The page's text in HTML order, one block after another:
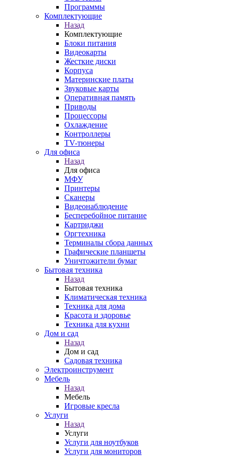
Программы
Комплектующие
Назад
Комплектующие
Блоки питания
Видеокарты
Жесткие диски
Корпуса
Материнские платы
Звуковые карты
Оперативная память
Приводы
Процессоры
Охлаждение
Контроллеры
TV-тюнеры
Для офиса
Назад
Для офиса
МФУ
Принтеры
Сканеры
Видеонаблюдение
Бесперебойное питание
Картриджи
Оргтехника
Терминалы сбора данных
Графические планшеты
Уничтожители бумаг
Бытовая техника
Назад
Бытовая техника
Климатическая техника
Техника для дома
Красота и здоровье
Техника для кухни
Дом и сад
Назад
Дом и сад
Садовая техника
Электроинструмент
Мебель
Назад
Мебель
Игровые кресла
Услуги
Назад
Услуги
Услуги для ноутбуков
Услуги для мониторов